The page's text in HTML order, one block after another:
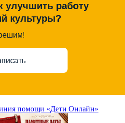
улучшить работу
культуры?